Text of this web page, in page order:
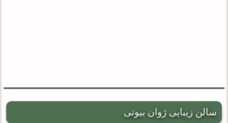
سالن زیبایی ژوان بیوتی